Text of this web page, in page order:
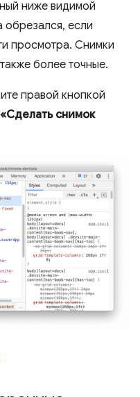
ниже видимой
обрезался, если
просмотра. Снимки
более точные.
правой кнопкой
«Сделать снимок